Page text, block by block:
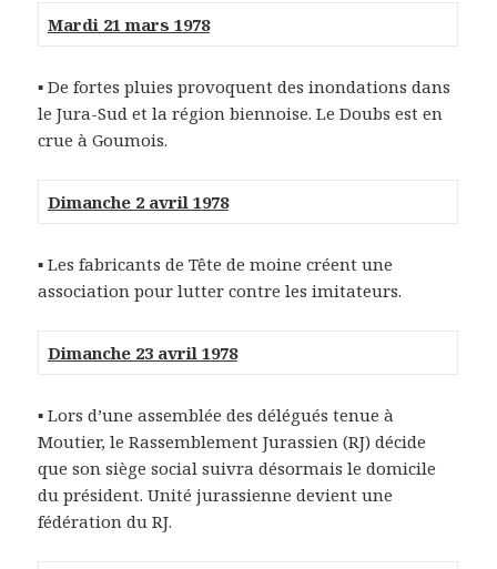
Mardi 21 mars 1978
▪ De fortes pluies provoquent des inondations dans
le Jura-Sud et la région biennoise. Le Doubs est en
crue à Goumois.
Dimanche 2 avril 1978
▪ Les fabricants de Tête de moine créent une
association pour lutter contre les imitateurs.
Dimanche 23 avril 1978
▪ Lors d’une assemblée des délégués tenue à
Moutier, le Rassemblement Jurassien (RJ) décide
que son siège social suivra désormais le domicile
du président. Unité jurassienne devient une
fédération du RJ.